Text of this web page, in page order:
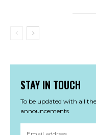
STAY IN TOUCH
To be updated with all
announcements.